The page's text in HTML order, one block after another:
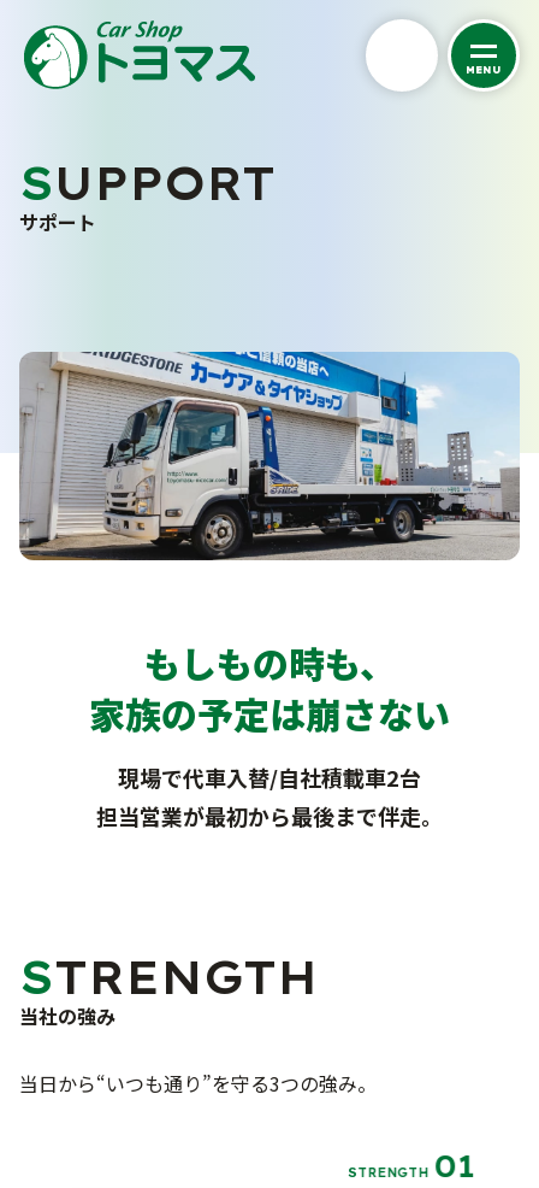
MENU
トヨマスクオリティ
お客さまの声
採用情報
くるまを探す
バリューパック
くるま買い取り査定
ご購入から納車まで
カーコーティング
車検
点検・一般修理
鈑金・塗装
サポート
よくあるご質問
事故・故障対応について
お知らせ・ブログ
プライバシーポリシー
SUPPORT
サポート
もしもの時も、
家族の予定は崩さない
現場で代車入替/自社積載車2台
担当営業が最初から最後まで伴走。
STRENGTH
当社の強み
当日から“いつも通り”を守る3つの強み。
STRENGTH 01